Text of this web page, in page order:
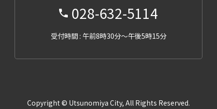
028-632-5114
受付時間 : 午前8時30分～午後5時15分
Copyright © Utsunomiya City, All Rights Reserved.